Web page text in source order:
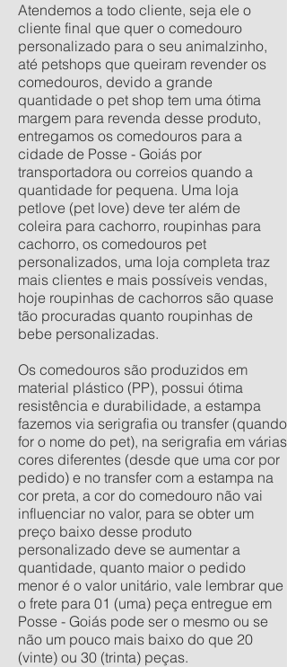
Atendemos a todo cliente, seja ele o
cliente final que quer o comedouro
personalizado para o seu animalzinho,
até petshops que queiram revender os
comedouros, devido a grande
quantidade o pet shop tem uma ótima
margem para revenda desse produto,
entregamos os comedouros para a
cidade de Posse - Goiás por
transportadora ou correios quando a
quantidade for pequena. Uma loja
petlove (pet love) deve ter além de
coleira para cachorro, roupinhas para
cachorro, os comedouros pet
personalizados, uma loja completa traz
mais clientes e mais possíveis vendas,
hoje roupinhas de cachorros são quase
tão procuradas quanto roupinhas de
bebe personalizadas.
Os comedouros são produzidos em
material plástico (PP), possui ótima
resistência e durabilidade, a estampa
fazemos via serigrafia ou transfer (quando
for o nome do pet), na serigrafia em várias
cores diferentes (desde que uma cor por
pedido) e no transfer com a estampa na
cor preta, a cor do comedouro não vai
influenciar no valor, para se obter um
preço baixo desse produto
personalizado deve se aumentar a
quantidade, quanto maior o pedido
menor é o valor unitário, vale lembrar que
o frete para 01 (uma) peça entregue em
Posse - Goiás pode ser o mesmo ou se
não um pouco mais baixo do que 20
(vinte) ou 30 (trinta) peças.